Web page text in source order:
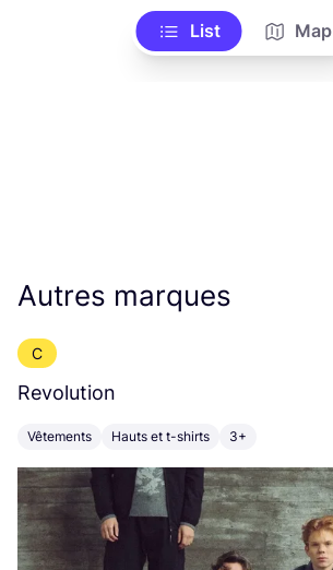
List Map
Autres marques
C
Revolution
Vêtements Hauts et t-shirts 3+